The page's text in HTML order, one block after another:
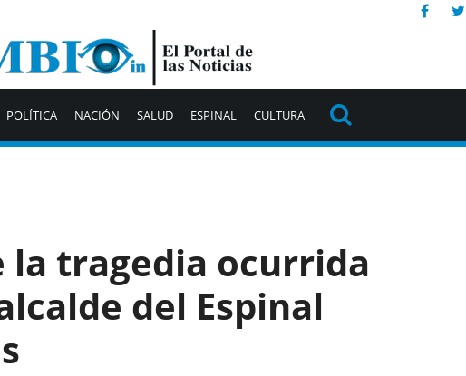
POLÍTICA NACIÓN SALUD ESPINAL CULTURA
tragedia ocurrida
del Espinal